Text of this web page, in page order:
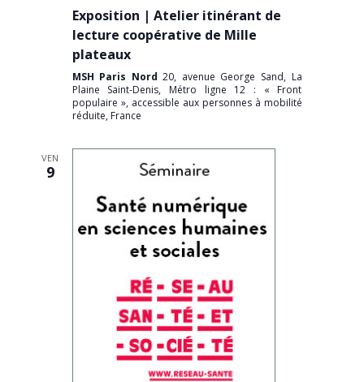
Exposition | Atelier itinérant de
lecture coopérative de Mille
plateaux
MSH Paris Nord20, avenue George Sand, La
Plaine Saint-Denis, Métro ligne 12 : « Front
populaire », accessible aux personnes à mobilité
réduite, France
VEN
9